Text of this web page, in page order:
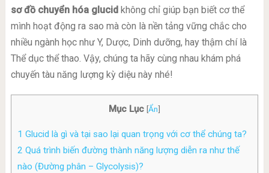
sơ đồ chuyển hóa glucidkhông chỉ giúp bạn biết cơ thể
mình hoạt động ra sao mà còn là nền tảng vững chắc cho
nhiều ngành học như Y, Dược, Dinh dưỡng, hay thậm chí là
Thể dục thể thao. Vậy, chúng ta hãy cùng nhau khám phá
chuyến tàu năng lượng kỳ diệu này nhé!
Mục Lục [Ẩn]
1 Glucid là gì và tại sao lại quan trọng với cơ thể chúng ta?
2 Quá trình biến đường thành năng lượng diễn ra như thế
nào (Đường phân – Glycolysis)?